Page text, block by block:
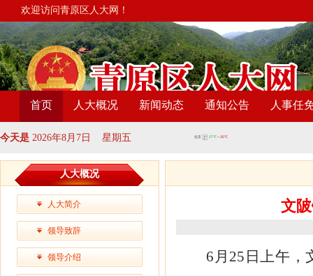
欢迎访问青原区人大网！
首页 人大概况 新闻动态 通知公告 人事任
今天是 2026年8月7日 星期五
人大概况
人大简介
领导致辞
领导介绍
文
6 月 25 日上午，